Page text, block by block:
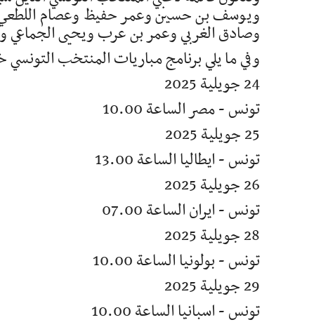
ويوسف بن حسين وعمر حفيظ وعصام اللطعي
وصادق الغربي وعمر بن عرب ويحيى الجماعي
وفي ما يلي برنامج مباريات المنتخب
24 جويلية 2025
تونس - مصر الساعة 10.00
25 جويلية 2025
تونس - ايطاليا الساعة 13.00
26 جويلية 2025
تونس - ايران الساعة 07.00
28 جويلية 2025
تونس - بولونيا الساعة 10.00
29 جويلية 2025
تونس - اسبانيا الساعة 10.00